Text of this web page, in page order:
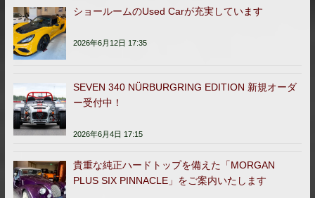
ショールームのUsed Carが充実しています
2026年6月12日 17:35
SEVEN 340 NÜRBURGRING EDITION 新規オーダ
ー受付中！
2026年6月4日 17:15
貴重な純正ハードトップを備えた「MORGAN
PLUS SIX PINNACLE」をご案内いたします